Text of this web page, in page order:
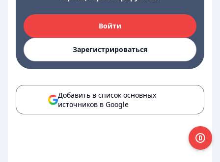
Войти
Зарегистрироваться
Добавить в список основных
источников в Google